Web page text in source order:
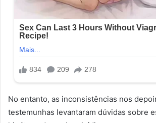
No entanto, as inconsistências nos
testemunhas levantaram dúvidas sobre